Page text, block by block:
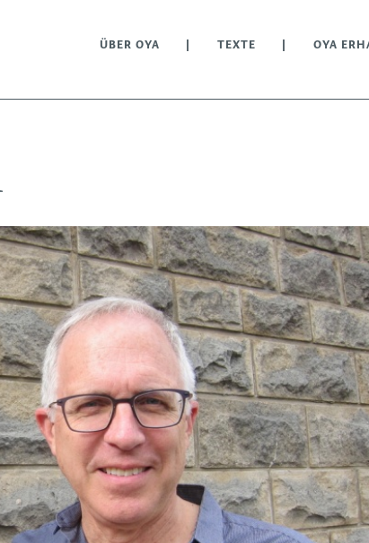
ÜBER OYA TEXTE OYA